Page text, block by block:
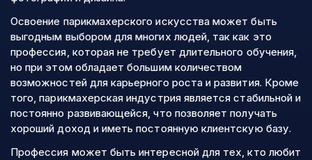
Освоение парикмахерского искусства может быть
выгодным выбором для многих людей, так как это
профессия, которая не требует длительного обучения,
но при этом обладает большим количеством
возможностей для карьерного роста и развития. Кроме
того, парикмахерская индустрия является стабильной и
постоянно развивающейся, что позволяет получать
хороший доход и иметь постоянную клиентскую базу.
Профессия может быть интересной для тех, кто любит